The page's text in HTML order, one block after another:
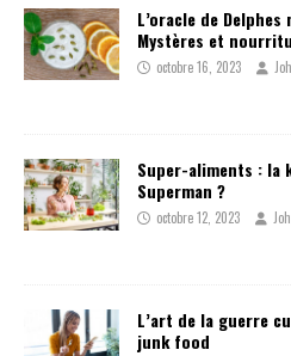
L’oracle de
Mystères et
octobre 16, 2023
Super-aliments : la
Superman ?
octobre 12, 2023
L’art de la guerre
junk food